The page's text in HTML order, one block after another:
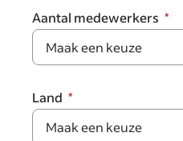
Aantal medewerkers
Land